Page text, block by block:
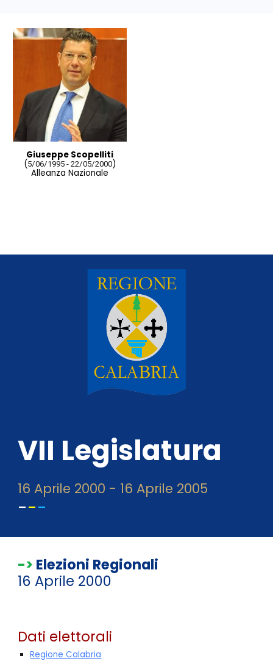
Giuseppe Scopelliti
(5/06/1995 - 22/05/2000)
Alleanza Nazionale
VII Legislatura
16 Aprile 2000 - 16 Aprile 2005
---
-> Elezioni Regionali
16 Aprile 2000
Dati elettorali
Regione Calabria